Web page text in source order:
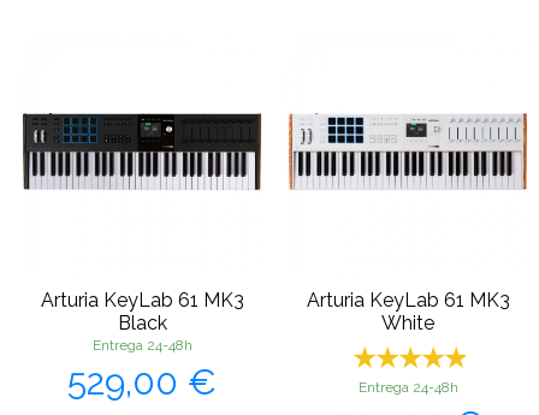
Arturia KeyLab 61 MK3
Black
Entrega 24-48h
Precio
529,00 €
Arturia KeyLab 61 MK3
White
Entrega 24-48h